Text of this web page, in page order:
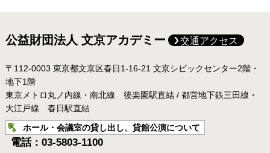
公益財団法人 文京アカデミー 交通アクセス
〒112-0003 東京都文京区春日1-16-21 文京シビックセンター2階・
地下1階
東京メトロ丸ノ内線・南北線 後楽園駅直結 / 都営地下鉄三田線・
大江戸線 春日駅直結
ホール・会議室の貸し出し、貸館公演について
電話：03-5803-1100